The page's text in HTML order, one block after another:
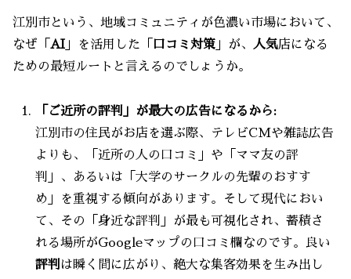
江別市という、地域コミュニティが色濃い市場において、
なぜ「 AI 」を活用した「 口コミ対策 」が、 人気店になる
ための最短ルートと言えるのでしょうか。
「ご近所の評判」が最大の広告になるから:
江別市の住民がお店を選ぶ際、テレビCMや雑誌広告
よりも、「近所の人の口コミ」や「ママ友の評
判」、あるいは「大学のサークルの先輩のおすす
め」を重視する傾向があります。そして現代におい
て、その「身近な評判」が最も可視化され、蓄積さ
れる場所がGoogleマップの口コミ欄なのです。良い
評判 は瞬く間に広がり、絶大な集客効果を生み出し